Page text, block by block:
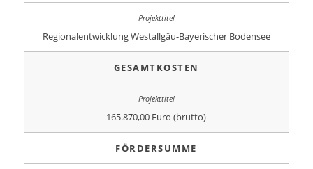
Regionalentwicklung Westallgäu-Bayerischer Bodensee
GESAMTKOSTEN
165.870,00 Euro (brutto)
FÖRDERSUMME